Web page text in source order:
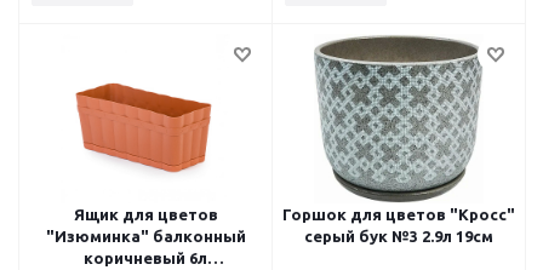
Ящик для цветов
"Изюминка" балконный
коричневый 6л
Горшок для цветов "Кросс"
серый бук №3 2.9л 19см